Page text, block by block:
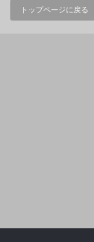
トップページに戻る